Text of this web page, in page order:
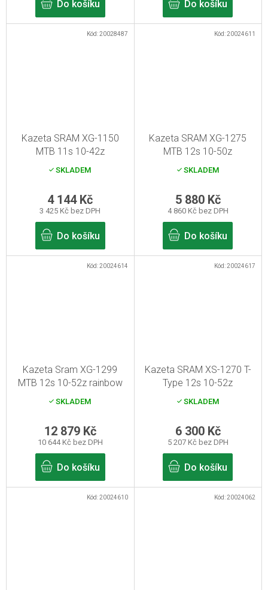
Do košíku Do košíku
Kazeta SRAM XG-1150
MTB 11s 10-42z
SKLADEM
3 425 Kč bez DPH
4 144 Kč
Do košíku
Kód:20028487
Kazeta SRAM XG-1275
MTB 12s 10-50z
SKLADEM
4 860 Kč bez DPH
5 880 Kč
Do košíku
Kód:20024611
Kazeta Sram XG-1299
MTB 12s 10-52z rainbow
SKLADEM
10 644 Kč bez DPH
12 879 Kč
Do košíku
Kód:20024614
Kazeta SRAM XS-1270 T-
Type 12s 10-52z
SKLADEM
5 207 Kč bez DPH
6 300 Kč
Do košíku
Kód:20024617
Kód:20024610 Kód:20024062